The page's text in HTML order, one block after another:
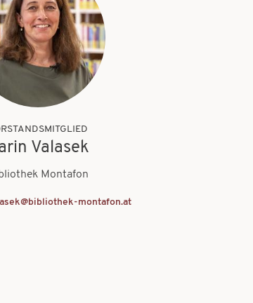
Valasek
Montafon
montafon.at